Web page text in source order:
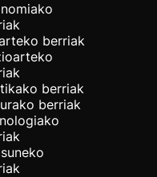
berriak
berriak
berriak